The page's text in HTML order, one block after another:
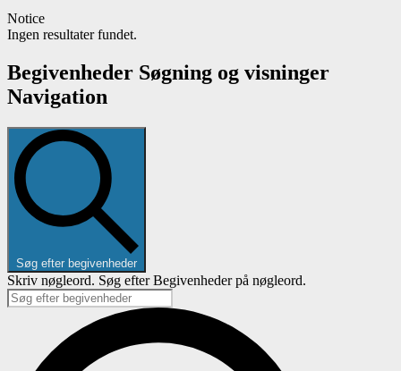
Notice
Ingen resultater fundet.
Begivenheder Søgning og visninger
Navigation
Søg efter begivenheder
Skriv nøgleord. Søg efter Begivenheder på nøgleord.